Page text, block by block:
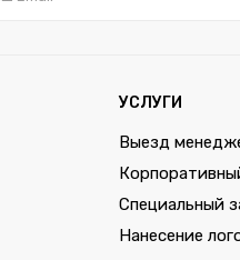
УСЛУГИ
Выезд
Специальный
Нанесение